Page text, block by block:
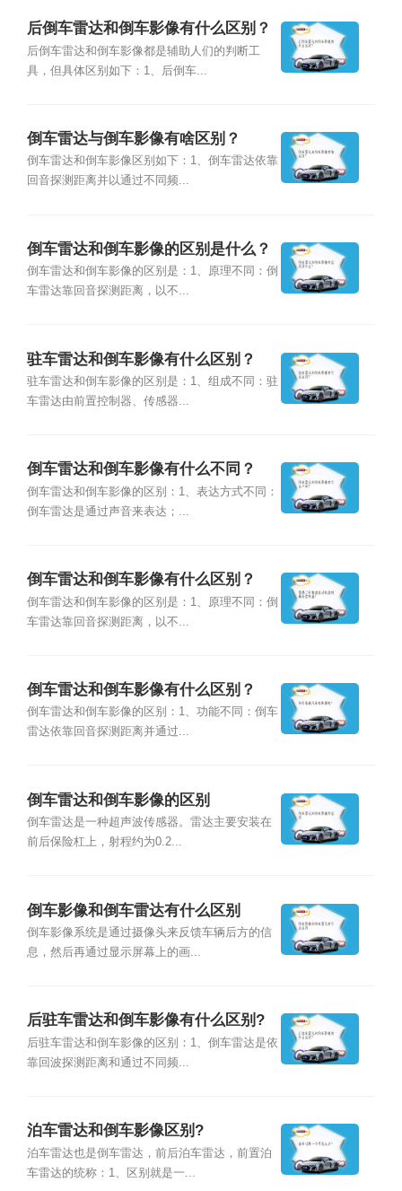
后倒车雷达和倒车影像有什么区别？
后倒车雷达和倒车影像都是辅助人们的判断工
具，但具体区别如下：1、后倒车...
倒车雷达与倒车影像有啥区别？
倒车雷达和倒车影像区别如下：1、倒车雷达依靠
回音探测距离并以通过不同频...
倒车雷达和倒车影像的区别是什么？
倒车雷达和倒车影像的区别是：1、原理不同：倒
车雷达靠回音探测距离，以不...
驻车雷达和倒车影像有什么区别？
驻车雷达和倒车影像的区别是：1、组成不同：驻
车雷达由前置控制器、传感器...
倒车雷达和倒车影像有什么不同？
倒车雷达和倒车影像的区别：1、表达方式不同：
倒车雷达是通过声音来表达；...
倒车雷达和倒车影像有什么区别？
倒车雷达和倒车影像的区别是：1、原理不同：倒
车雷达靠回音探测距离，以不...
倒车雷达和倒车影像有什么区别？
倒车雷达和倒车影像的区别：1、功能不同：倒车
雷达依靠回音探测距离并通过...
倒车雷达和倒车影像的区别
倒车雷达是一种超声波传感器。雷达主要安装在
前后保险杠上，射程约为0.2...
倒车影像和倒车雷达有什么区别
倒车影像系统是通过摄像头来反馈车辆后方的信
息，然后再通过显示屏幕上的画...
后驻车雷达和倒车影像有什么区别?
后驻车雷达和倒车影像的区别：1、倒车雷达是依
靠回波探测距离和通过不同频...
泊车雷达和倒车影像区别?
泊车雷达也是倒车雷达，前后泊车雷达，前置泊
车雷达的统称：1、区别就是一...